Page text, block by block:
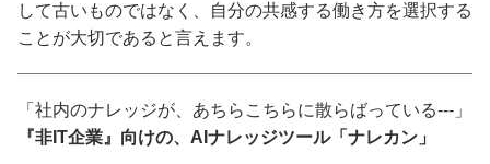
して古いものではなく、自分の共感する働き方を選択する
ことが大切であると言えます。
「社内のナレッジが、あちらこちらに散らばっている---」
『非IT企業』向けの、AIナレッジツール「ナレカン」